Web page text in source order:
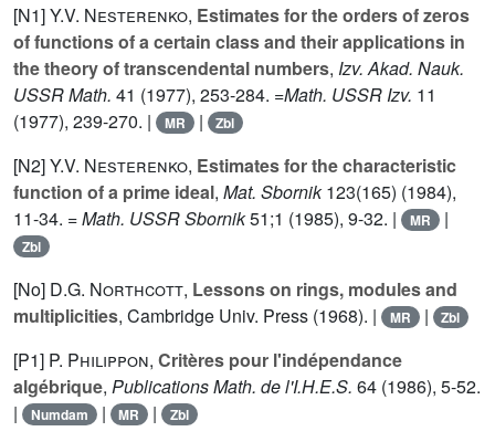
[N1]Y.V. Nesterenko, Estimates for the orders of zeros
of functions of a certain class and their applications in
the theory of transcendental numbers, Izv. Akad. Nauk.
USSR Math. 41 (1977), 253-284. =Math. USSR Izv. 11
(1977), 239-270. |
MR | Zbl
[N2]Y.V. Nesterenko, Estimates for the characteristic
function of a prime ideal, Mat. Sbornik 123(165) (1984),
11-34. =Math. USSR Sbornik51;1 (1985), 9-32. | MR |
Zbl
[No] D.G. Northcott, Lessons on rings, modules and
multiplicities, Cambridge Univ. Press (1968). | MR | Zbl
[P1] P. Philippon, Critères pour l'indépendance
algébrique, Publications Math. de l'I.H.E.S. 64 (1986), 5-52.
|
Numdam | MR | Zbl